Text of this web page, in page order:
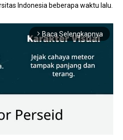
Indonesia beberapa waktu lalu.
arrow_forward_ios Baca Selengkapnya